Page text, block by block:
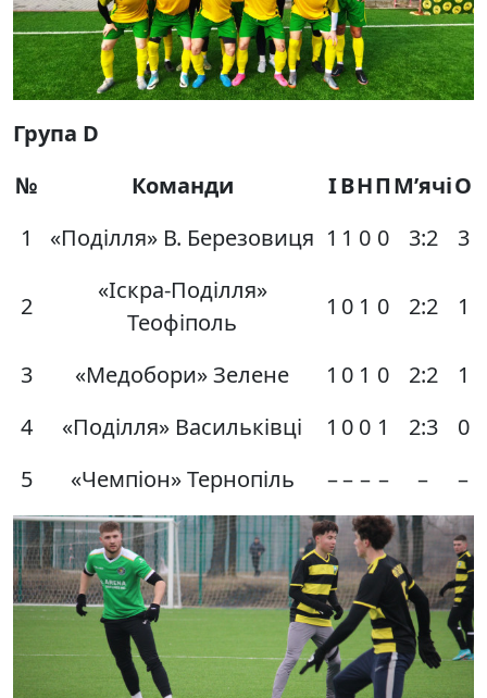
Група D
№
Команди ІВНПМ’ячіО
1
«Поділля» В. Березовиця 1 1 0 0 3:2 3
2
«Іскра-Поділля»
Теофіполь
1 0 1 0 2:2 1
3 «Медобори» Зелене 1 0 1 0 2:2
1
4
«Поділля» Васильківці 1 0 0 1 2:3
0
5
«Чемпіон» Тернопіль –– – – – –